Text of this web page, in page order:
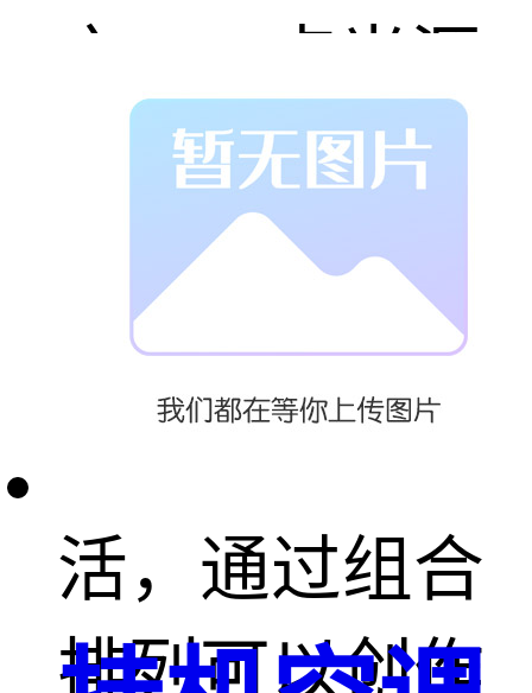
之LED点光源
LED点光源在
楼体亮化设计
创意中意义重
活，通过组合
排列可以创作